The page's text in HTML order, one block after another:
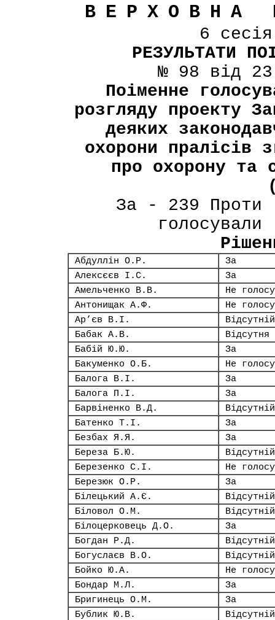
ВЕРХОВНА
6
РЕЗУЛЬТАТИ
№ 98 від
Поіменне
розгляду проекту
деяких
охорони пралісів
про охорону та
За - 239 Проти
Абдуллін О.Р.
За
Алексєєв І.С.
За
Амельченко В.В.
Не
Антонищак А.Ф.
Не
Ар’єв В.І.
Відсутній
Бабак А.В.
Відсутня
Бабій Ю.Ю.
За
Бакуменко О.Б.
Не
Балога В.І.
За
Балога П.І.
За
Барвіненко В.Д.
Відсутній
Батенко Т.І.
За
Безбах Я.Я.
За
Береза Б.Ю.
Відсутній
Березенко С.І.
Не
Березюк О.Р.
За
Білецький А.Є.
Відсутній
Біловол О.М.
Відсутній
Білоцерковець Д.О.
За
Богдан Р.Д.
Відсутній
Богуслаєв В.О.
Відсутній
Бойко Ю.А.
Не
Бондар М.Л.
За
Бригинець О.М.
За
Бублик Ю.В.
Відсутній